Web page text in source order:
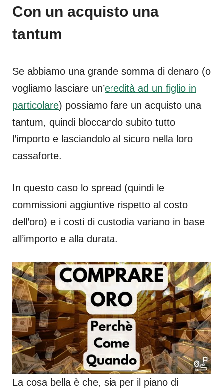
Con un acquisto una
tantum
Se abbiamo una grande somma di denaro (o
vogliamo lasciare un’eredità ad un figlio in
particolare) possiamo fare un acquisto una
tantum, quindi bloccando subito tutto
l’importo e lasciandolo al sicuro nella loro
cassaforte.
In questo caso lo spread (quindi le
commissioni aggiuntive rispetto al costo
dell’oro) e i costi di custodia variano in base
all’importo e alla durata.
La cosa bella è che, sia per il piano di